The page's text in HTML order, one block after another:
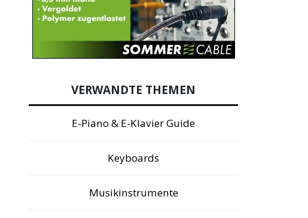
VERWANDTE THEMEN
E-Piano & E-Klavier Guide
Keyboards
Musikinstrumente